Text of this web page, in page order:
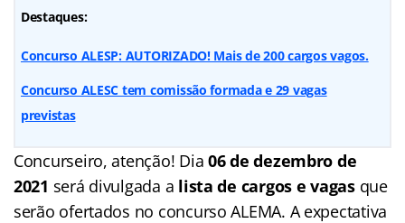
Destaques:
Concurso ALESP: AUTORIZADO! Mais de 200 cargos vagos.
Concurso ALESC tem comissão formada e 29 vagas
previstas
Concurseiro, atenção! Dia 06 de dezembro de
2021 será divulgada a lista de cargos e vagasque
serão ofertados no concurso ALEMA. A expectativa